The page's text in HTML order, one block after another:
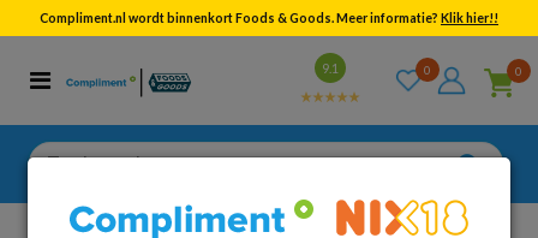
Compliment.nl wordt binnenkort Foods & Goods. Meer informatie? Klik hier!!
9.1 0 0
Zoeken
Categorieën
Bekijk alle resultaten
Gratisverzenden vanaf €95,-